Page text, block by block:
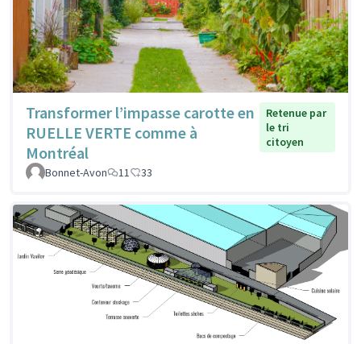
Transformer l’impasse carotte en
RUELLE VERTE comme à
Montréal
Retenue par
le tri
citoyen
Bonnet-Avon 11 33